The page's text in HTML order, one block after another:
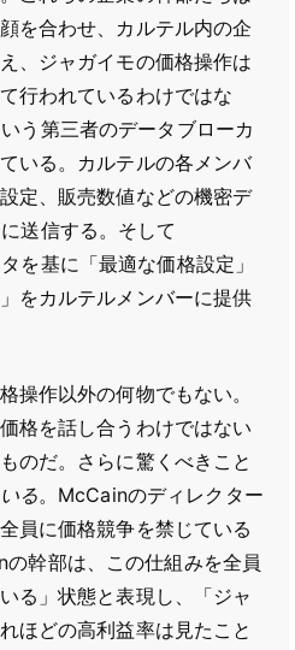
を合わせ、カルテル内の企
、ジャガイモの価格操作は
行われているわけではな
う第三者のデータブローカ
いる。カルテルの各メンバ
定、販売数値などの機密デ
送信する。そして
を基に「最適な価格設定」
をカルテルメンバーに提供
操作以外の何物でもない。
格を話し合うわけではない
のだ。さらに驚くべきこと
る。McCainのディレクター
員に価格競争を禁じている
幹部は、この仕組みを全員
る」状態と表現し、「ジャ
ほどの高利益率は見たこと